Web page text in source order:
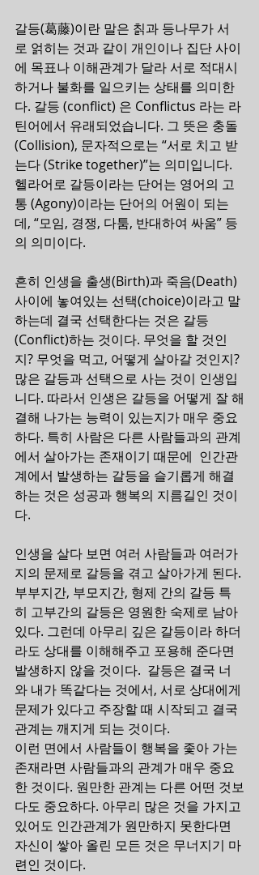
갈등(葛藤)이란 말은 칡과 등나무가 서
로 얽히는 것과 같이 개인이나 집단 사이
에 목표나 이해관계가 달라 서로 적대시
하거나 불화를 일으키는 상태를 의미한
다. 갈등 (conflict) 은 Conflictus 라는 라
틴어에서 유래되었습니다. 그 뜻은 충돌
(Collision), 문자적으로는 “서로 치고 받
는다 (Strike together)”는 의미입니다.
헬라어로 갈등이라는 단어는 영어의 고
통 (Agony)이라는 단어의 어원이 되는
데, “모임, 경쟁, 다툼, 반대하여 싸움” 등
의 의미이다.
흔히 인생을 출생(Birth)과 죽음(Death)
사이에 놓여있는 선택(choice)이라고 말
하는데 결국 선택한다는 것은 갈등
(Conflict)하는 것이다. 무엇을 할 것인
지? 무엇을 먹고, 어떻게 살아갈 것인지?
많은 갈등과 선택으로 사는 것이 인생입
니다. 따라서 인생은 갈등을 어떻게 잘 해
결해 나가는 능력이 있는지가 매우 중요
하다. 특히 사람은 다른 사람들과의 관계
에서 살아가는 존재이기 때문에  인간관
계에서 발생하는 갈등을 슬기롭게 해결
하는 것은 성공과 행복의 지름길인 것이
다.
인생을 살다 보면 여러 사람들과 여러가
지의 문제로 갈등을 겪고 살아가게 된다.
부부지간, 부모지간, 형제 간의 갈등 특
히 고부간의 갈등은 영원한 숙제로 남아
있다. 그런데 아무리 깊은 갈등이라 하더
라도 상대를 이해해주고 포용해 준다면
발생하지 않을 것이다.  갈등은 결국 너
와 내가 똑같다는 것에서, 서로 상대에게
문제가 있다고 주장할 때 시작되고 결국
관계는 깨지게 되는 것이다.
이런 면에서 사람들이 행복을 좇아 가는
존재라면 사람들과의 관계가 매우 중요
한 것이다. 원만한 관계는 다른 어떤 것보
다도 중요하다. 아무리 많은 것을 가지고
있어도 인간관계가 원만하지 못한다면
자신이 쌓아 올린 모든 것은 무너지기 마
련인 것이다.